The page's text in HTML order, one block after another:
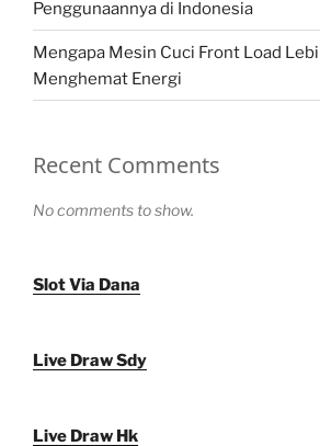
Penggunaannya di Indonesia
Mengapa Mesin Cuci Front Load
Menghemat Energi
Recent Comments
No comments to show.
Slot Via Dana
Live Draw Sdy
Live Draw Hk